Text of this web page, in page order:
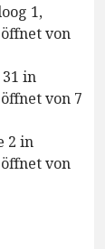
1,
von
in
von 7
2 in
von